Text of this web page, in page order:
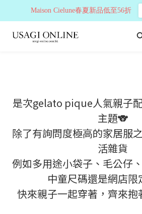
是次gelato pique人氣親子
主題🐨
除了有詢問度極高的家居服
活雜貨
例如多用途小袋子、毛公仔
中童尺碼還是網店限
快來親子一起穿著，齊來抱
Maison Cielune春夏新品低至56折